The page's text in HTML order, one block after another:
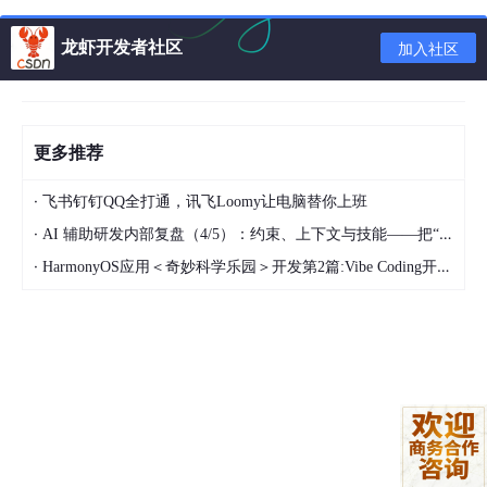
龙虾开发者社区 加入社区
更多推荐
· 飞书钉钉QQ全打通，讯飞Loomy让电脑替你上班
· AI 辅助研发内部复盘（4/5）：约束、上下文与技能——把“人的判断”工程化
· HarmonyOS应用＜奇妙科学乐园＞开发第2篇:Vibe Coding开发流程——从需求描述到应用上线